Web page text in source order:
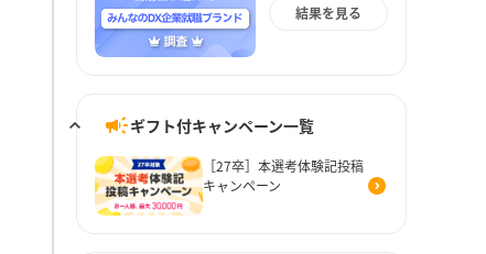
結果を見る
ギフト付キャンペーン一覧
［27卒］本選考体験記投稿
キャンペーン